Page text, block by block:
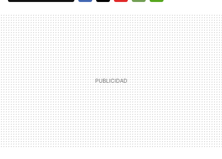
MAIL